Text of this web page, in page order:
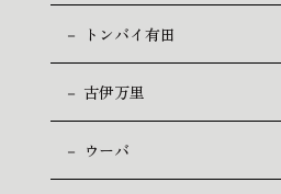
－ トンバイ有田
－ 古伊万里
－ ウーバ